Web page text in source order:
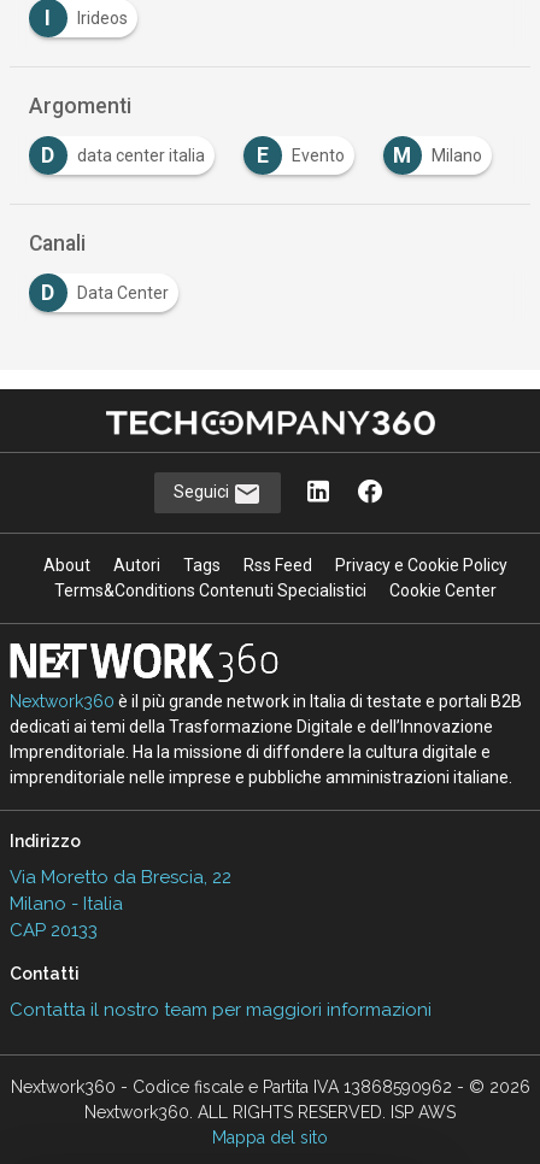
Irideos
Argomenti
D data center italia E Evento M Milano
Canali
D Data Center
Seguici
About Autori Tags Rss Feed
Privacy e Cookie Policy
Terms&Conditions Contenuti Specialistici
Cookie Center
Nextwork360 è il più grande network in Italia di testate e portali B2B
dedicati ai temi della Trasformazione Digitale e dell’Innovazione
Imprenditoriale. Ha la missione di diffondere la cultura digitale e
imprenditoriale nelle imprese e pubbliche amministrazioni italiane.
Indirizzo
Via Moretto da Brescia, 22
Milano - Italia
CAP 20133
Contatti
Contatta il nostro team per maggiori informazioni
Nextwork360 - Codice fiscale e Partita IVA 13868590962 - © 2026
Nextwork360. ALL RIGHTS RESERVED. ISP AWS
Mappa del sito